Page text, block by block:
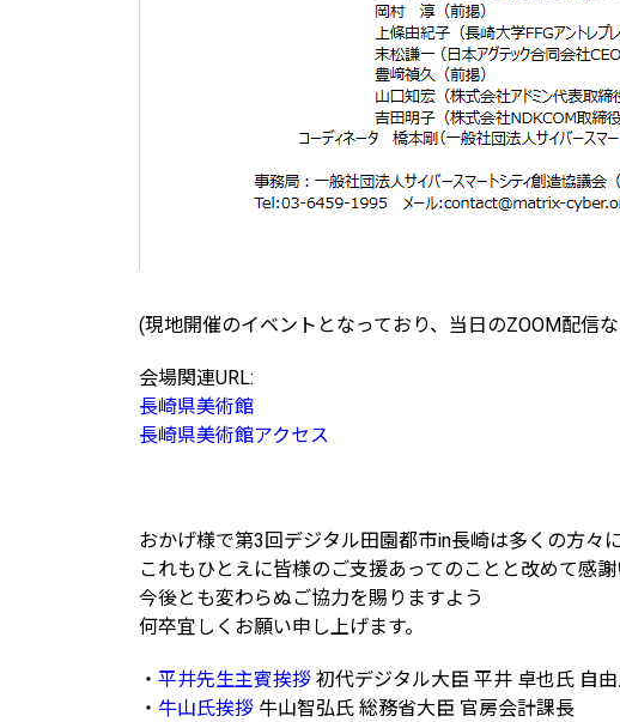
(現地開催のイベントとなっており、当日のZOOM配信
会場関連URL:
長崎県美術館
長崎県美術館アクセス
おかげ様で第3回デジタル田園都市in長崎は多くの方々
これもひとえに皆様のご支援あってのことと改めて感謝
今後とも変わらぬご協力を賜りますよう
何卒宜しくお願い申し上げます。
・ 平井先生主賓挨拶 初代デジタル大臣 平井 卓也氏 自
・ 牛山氏挨拶 牛山智弘氏 総務省大臣 官房会計課長